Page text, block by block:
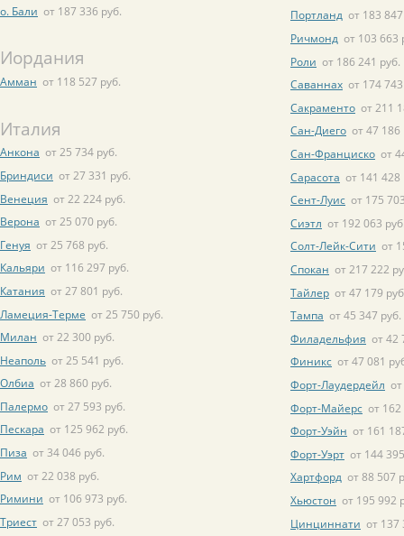
о. Бали от 187 336 руб.
Иордания
Амман от 118 527 руб.
Италия
Анкона от 25 734 руб.
Бриндиси от 27 331 руб.
Венеция от 22 224 руб.
Верона от 25 070 руб.
Генуя от 25 768 руб.
Кальяри от 116 297 руб.
Катания от 27 801 руб.
Ламеция-Терме от 25 750 руб.
Милан от 22 300 руб.
Неаполь от 25 541 руб.
Олбиа от 28 860 руб.
Палермо от 27 593 руб.
Пескара от 125 962 руб.
Пиза от 34 046 руб.
Рим от 22 038 руб.
Римини от 106 973 руб.
Триест от 27 053 руб.
Портланд от 183
Ричмонд от 103 663
Роли от 186 241 руб.
Саваннах от 174
Сакраменто от 211
Сан-Диего от 47 186
Сан-Франциско от
Сарасота от 141 428
Сент-Луис от 175
Сиэтл от 192 063
Солт-Лейк-Сити от
Спокан от 217 222
Тайлер от 47 179
Тампа от 45 347 руб.
Филадельфия от 42
Финикс от 47 081
Форт-Лаудердейл
Форт-Майерс от
Форт-Уэйн от 161
Форт-Уэрт от 144
Хартфорд от 88 507
Хьюстон от 195 992
Цинциннати от 137